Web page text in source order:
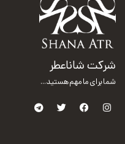
شرکت شاناعطر
شما برای ما مهم هستید...